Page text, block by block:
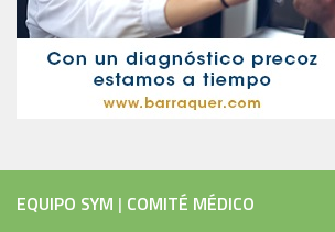
EQUIPO SYM | COMITÉ MÉDICO